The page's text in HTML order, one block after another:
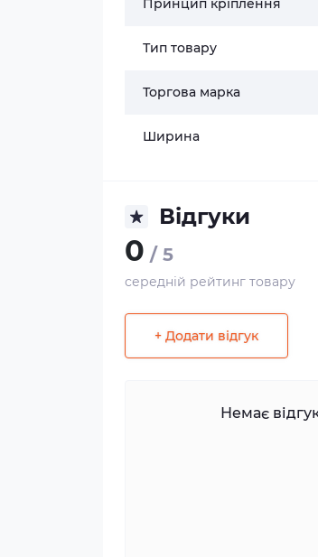
Принцип кріплення
Тип товару
Торгова марка
Ширина
Відгуки
0 / 5
середній рейтинг товару
+ Додати відгук
Немає